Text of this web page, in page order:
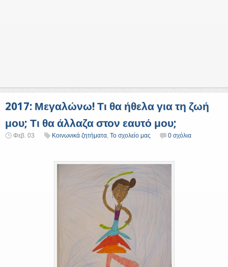
2017: Μεγαλώνω! Τι θα ήθελα για τη ζωή
μου; Τι θα άλλαζα στον εαυτό μου;
Φεβ. 03 Κοινωνικά ζητήματα, Το σχολείο μας 0 σχόλια